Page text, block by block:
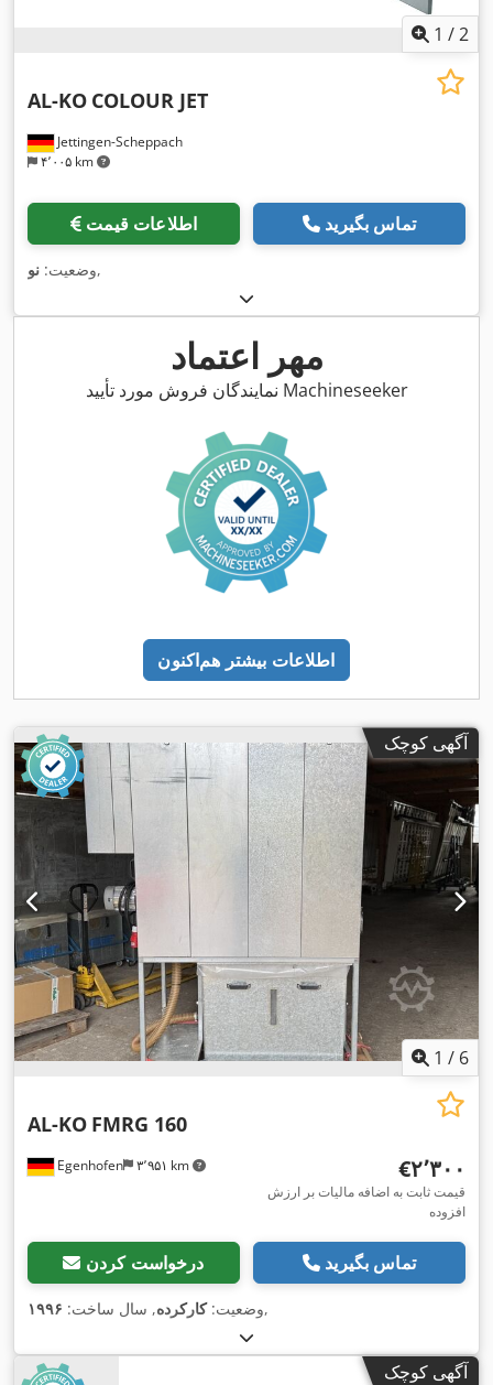
1 /2
Jettingen-Scheppach
۴٬۰۰۵ km
AL-KO COLOUR JET
اطلاعات قیمت تماس بگیرید
وضعیت: نو ,
مهر اعتماد
نمایندگان فروش مورد تأیید Machineseeker
اطلاعات بیشتر هم‌اکنون
آگهی کوچک
1 / 6
Egenhofen ۳٬۹۵۱ km
AL-KO FMRG 160
‎€۲٬۳۰۰
قیمت ثابت به اضافه مالیات بر ارزش
افزوده
درخواست کردن تماس بگیرید
وضعیت:کارکرده, سال ساخت: ۱۹۹۶ ,
آگهی کوچک